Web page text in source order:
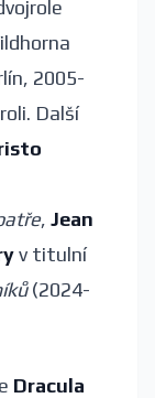
2005-
Další
, Jean
v titulní
(2024-
Dracula